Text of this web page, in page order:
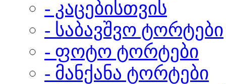
- კაცებისთვის
- საბავშვო ტორტები
- ფოტო ტორტები
- მანქანა ტორტები